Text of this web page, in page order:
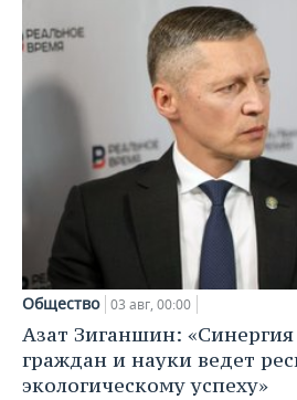
Общество 03 авг, 00:00
Азат Зиганшин: «Синергия
граждан и науки ведет
экологическому успеху»